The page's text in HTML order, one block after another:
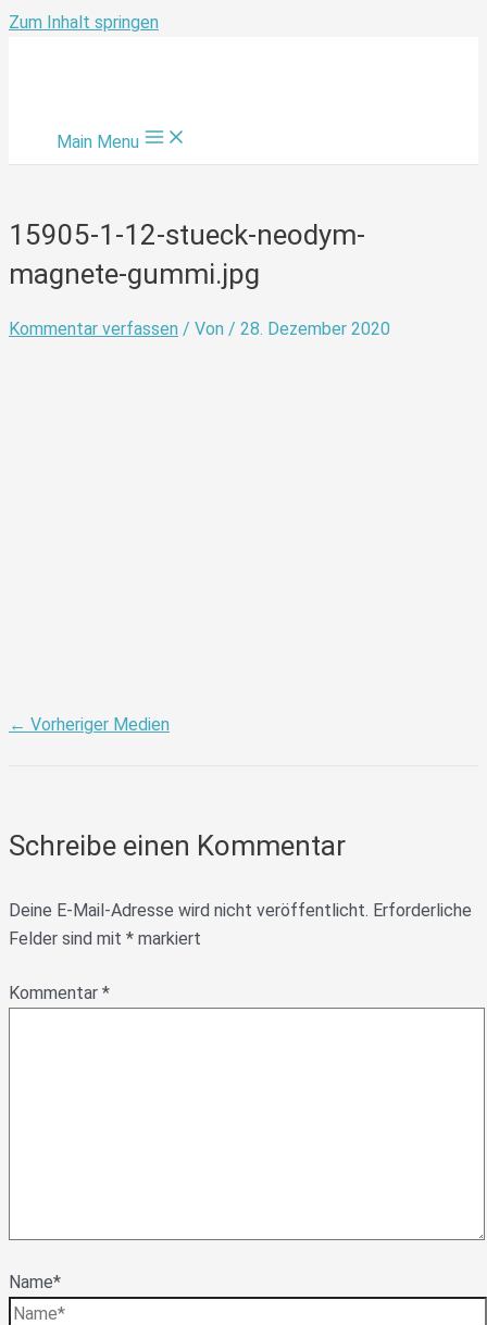
Zum Inhalt springen
Main Menu
15905-1-12-stueck-neodym-
magnete-gummi.jpg
Kommentar verfassen / Von / 28. Dezember 2020
← Vorheriger Medien
Schreibe einen Kommentar
Deine E-Mail-Adresse wird nicht veröffentlicht. Erforderliche
Felder sind mit * markiert
Kommentar *
Name*